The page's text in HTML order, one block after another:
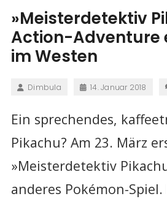
»Meisterdetektiv
Action-Adventure
im Westen
Dimbula 14. Januar 2018
Ein sprechendes,
Pikachu? Am 23. März
»Meisterdetektiv
anderes Pokémon-